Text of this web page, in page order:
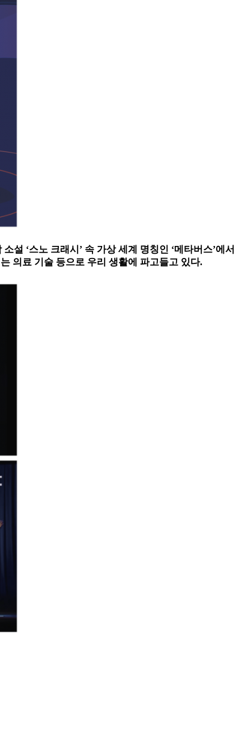
‘스노 크래시’ 속 가상 세계 명칭인 ‘메타버스’에서
의료 기술 등으로 우리 생활에 파고들고 있다.